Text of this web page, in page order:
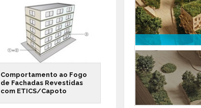
Comportamento ao Fogo
de Fachadas Revestidas
com ETICS/Capoto